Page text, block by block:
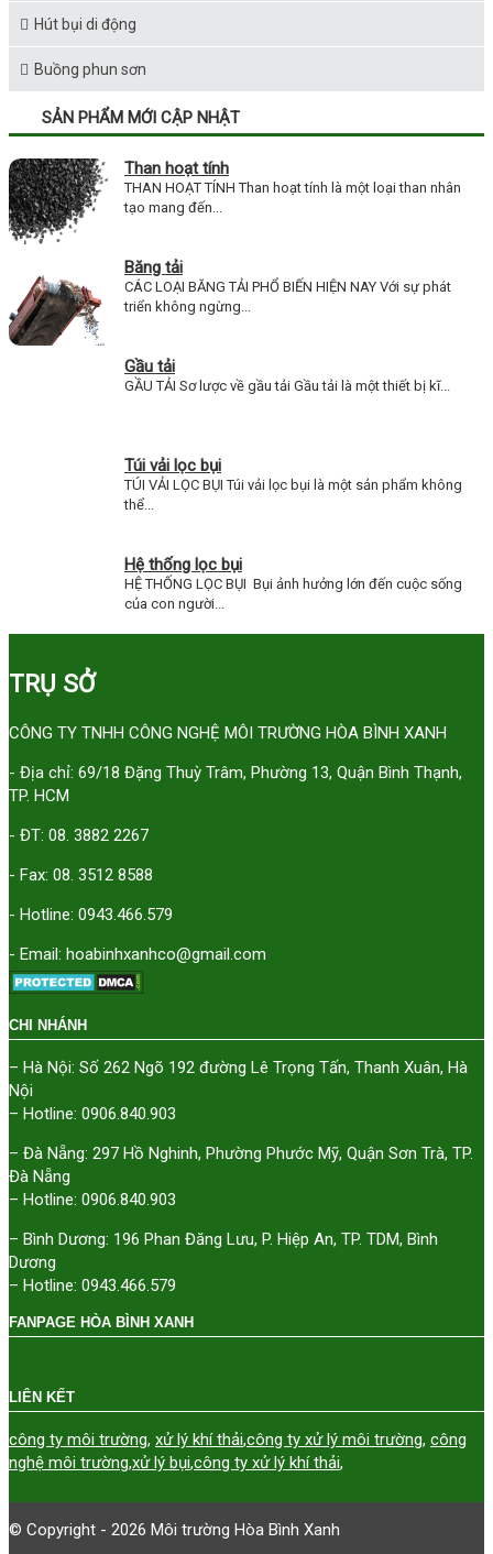
Hút bụi di động
Buồng phun sơn
SẢN PHẨM MỚI CẬP NHẬT
Than hoạt tính
THAN HOẠT TÍNH Than hoạt tính là một loại than nhân
tạo mang đến...
Băng tải
CÁC LOẠI BĂNG TẢI PHỔ BIẾN HIỆN NAY Với sự phát
triển không ngừng...
Gầu tải
GẦU TẢI Sơ lược về gầu tải Gầu tải là một thiết bị kĩ...
Túi vải lọc bụi
TÚI VẢI LỌC BỤI Túi vải lọc bụi là một sản phẩm không
thể...
Hệ thống lọc bụi
HỆ THỐNG LỌC BỤI Bụi ảnh hưởng lớn đến cuộc sống
của con người...
TRỤ SỞ
CÔNG TY TNHH CÔNG NGHỆ MÔI TRƯỜNG HÒA BÌNH XANH
- Địa chỉ: 69/18 Đặng Thuỳ Trâm, Phường 13, Quận Bình Thạnh,
TP. HCM
- ĐT: 08. 3882 2267
- Fax: 08. 3512 8588
- Hotline: 0943.466.579
- Email: hoabinhxanhco@gmail.com
CHI NHÁNH
– Hà Nội: Số 262 Ngõ 192 đường Lê Trọng Tấn, Thanh Xuân, Hà
Nội
– Hotline: 0906.840.903
– Đà Nẵng: 297 Hồ Nghinh, Phường Phước Mỹ, Quận Sơn Trà, TP.
Đà Nẵng
– Hotline: 0906.840.903
– Bình Dương: 196 Phan Đăng Lưu, P. Hiệp An, TP. TDM, Bình
Dương
– Hotline: 0943.466.579
FANPAGE HÒA BÌNH XANH
LIÊN KẾT
công ty môi trường, xử lý khí thải,công ty xử lý môi trường, công
nghệ môi trường,xử lý bụi,công ty xử lý khí thải,
© Copyright - 2026 Môi trường Hòa Bình Xanh